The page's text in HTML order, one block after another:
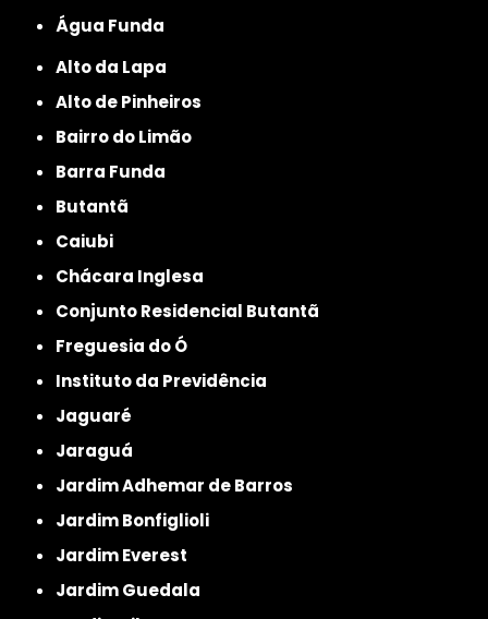
Água Funda
Alto da Lapa
Alto de Pinheiros
Bairro do Limão
Barra Funda
Butantã
Caiubi
Chácara Inglesa
Conjunto Residencial Butantã
Freguesia do Ó
Instituto da Previdência
Jaguaré
Jaraguá
Jardim Adhemar de Barros
Jardim Bonfiglioli
Jardim Everest
Jardim Guedala